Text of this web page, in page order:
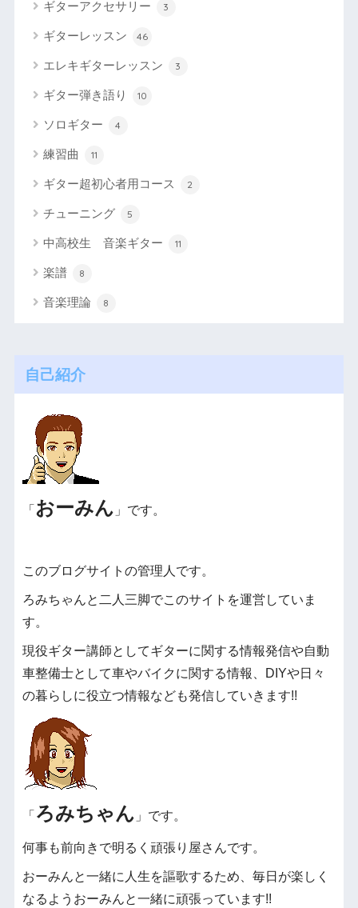
ギターアクセサリー 3
ギターレッスン 46
エレキギターレッスン 3
ギター弾き語り 10
ソロギター 4
練習曲 11
ギター超初心者用コース 2
チューニング 5
中高校生 音楽ギター 11
楽譜 8
音楽理論 8
自己紹介
「 おーみん 」です。
このブログサイトの管理人です。
ろみちゃんと二人三脚でこのサイトを運営していま
す。
現役ギター講師としてギターに関する情報発信や自動
車整備士として車やバイクに関する情報、DIYや日々
の暮らしに役立つ情報なども発信していきます!!
「 ろみちゃん 」です。
何事も前向きで明るく頑張り屋さんです。
おーみんと一緒に人生を謳歌するため、毎日が楽しく
なるようおーみんと一緒に頑張っています!!